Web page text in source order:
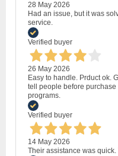
28 May 2026
Had an issue, but it was
service.
Verified buyer
26 May 2026
Easy to handle. Prduct ok.
tell people before
programs.
Verified buyer
14 May 2026
Their assistance was